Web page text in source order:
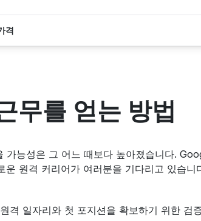
무를 얻는 방법
가능성은 그 어느 때보다 높아졌습니다.
운 원격 커리어가 여러분을 기다리고 있습니
격 일자리와 첫 포지션을 확보하기 위한 검
격